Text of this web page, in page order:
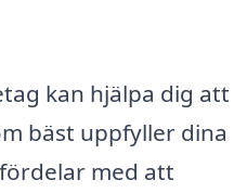
kan hjälpa dig att
bäst uppfyller dina
med att